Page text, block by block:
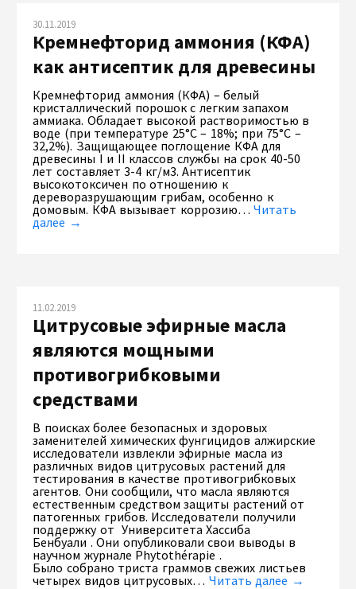
30.11.2019
Кремнефторид аммония (КФА)
как антисептик для древесины
Кремнефторид аммония (КФА) – белый
кристаллический порошок с легким запахом
аммиака. Обладает высокой растворимостью в
воде (при температуре 25°С – 18%; при 75°С –
32,2%). Защищающее поглощение КФА для
древесины I и II классов службы на срок 40-50
лет составляет 3-4 кг/м3. Антисептик
высокотоксичен по отношению к
дереворазрушающим грибам, особенно к
домовым. КФА вызывает коррозию…Читать
далее →
11.02.2019
Цитрусовые эфирные масла
являются мощными
противогрибковыми
средствами
В поисках более безопасных и здоровых
заменителей химических фунгицидов алжирские
исследователи извлекли эфирные масла из
различных видов цитрусовых растений для
тестирования в качестве противогрибковых
агентов. Они сообщили, что масла являются
естественным средством защиты растений от
патогенных грибов. Исследователи получили
поддержку от Университета Хассиба
Бенбуали . Они опубликовали свои выводы в
научном журнале Phytothérapie .
Было собрано триста граммов свежих листьев
четырех видов цитрусовых… Читать далее →